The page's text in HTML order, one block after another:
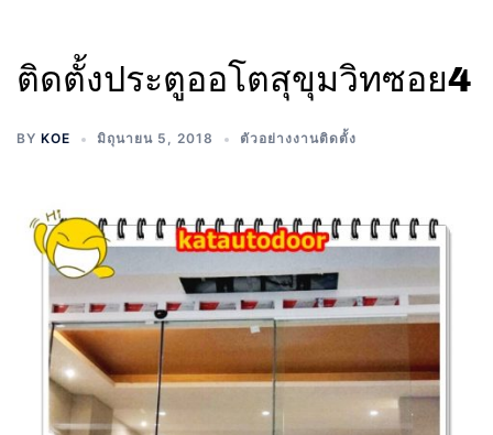
ติดตั้งประตูออโตสุขุมวิทซอย4
BY KOE มิถุนายน 5, 2018 ตัวอย่างงานติดตั้ง